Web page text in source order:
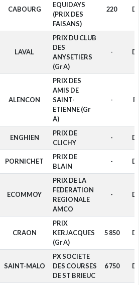
CABOURG
EQUIDAYS
(PRIX DES
FAISANS)
220
LAVAL
PRIX DU CLUB
DES
ANYSETIERS
(Gr A)
-
ALENCON
PRIX DES
AMIS DE
SAINT-
ETIENNE (Gr
A)
-
ENGHIEN
PRIX DE
CLICHY
-
PORNICHET
PRIX DE
BLAIN
-
ECOMMOY
PRIX DE LA
FEDERATION
REGIONALE
AMCO
-
CRAON
PRIX
KERJACQUES
(Gr A)
5 850
SAINT-MALO
PX SOCIETE
DES COURSES
DE ST BRIEUC
6 750